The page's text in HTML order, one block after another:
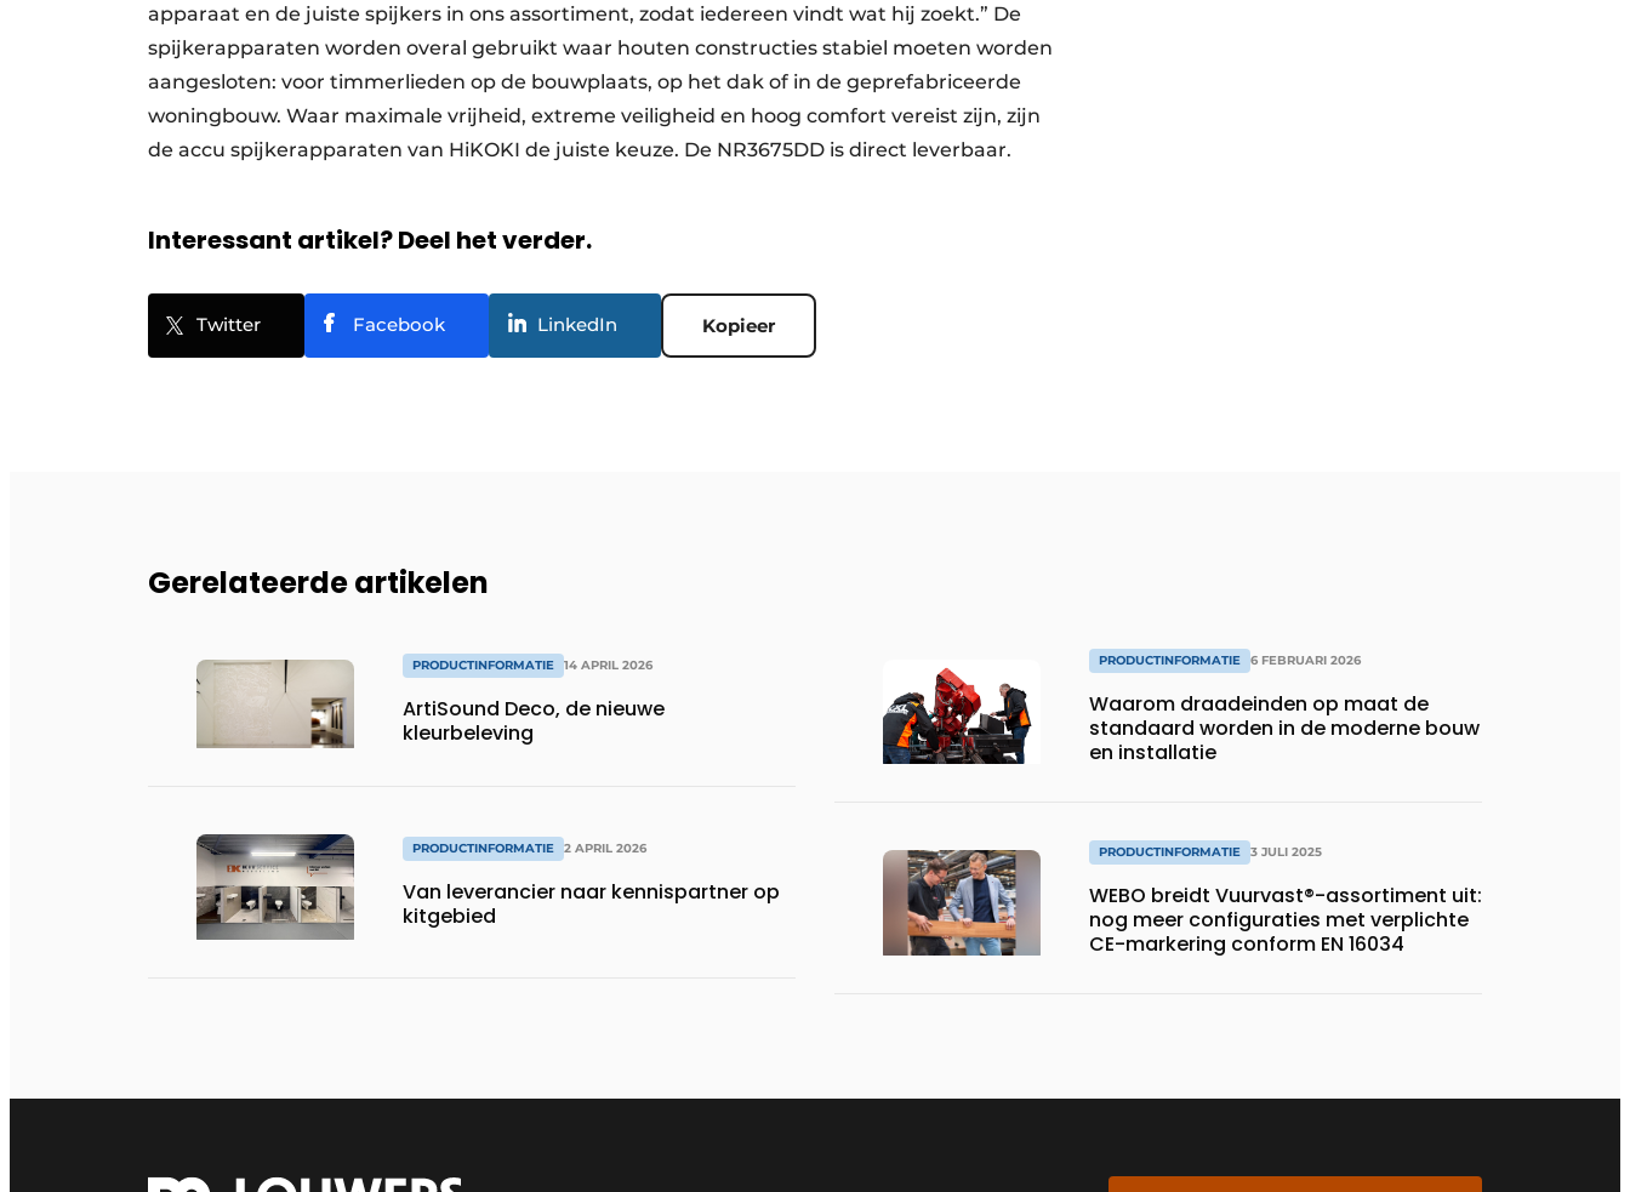
apparaat en de juiste spijkers in ons assortiment, zodat iedereen vindt wat hij zoekt.” De
spijkerapparaten worden overal gebruikt waar houten constructies stabiel moeten worden
aangesloten: voor timmerlieden op de bouwplaats, op het dak of in de geprefabriceerde
woningbouw. Waar maximale vrijheid, extreme veiligheid en hoog comfort vereist zijn, zijn
de accu spijkerapparaten van HiKOKI de juiste keuze. De NR3675DD is direct leverbaar.
Interessant artikel? Deel het verder.
Twitter Facebook LinkedIn Kopieer
Gerelateerde artikelen
PRODUCTINFORMATIE 14 APRIL 2026
ArtiSound Deco, de nieuwe
kleurbeleving
PRODUCTINFORMATIE 2 APRIL 2026
Van leverancier naar kennispartner op
kitgebied
PRODUCTINFORMATIE 6 FEBRUARI 2026
Waarom draadeinden op maat de
standaard worden in de moderne bouw
en installatie
PRODUCTINFORMATIE 3 JULI 2025
WEBO breidt Vuurvast®-assortiment uit:
nog meer configuraties met verplichte
CE-markering conform EN 16034